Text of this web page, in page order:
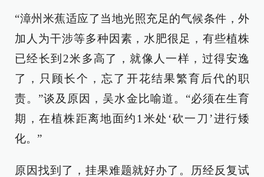
“漳州米蕉适应了当地光照充足的气候条件，外
加人为干涉等多种因素，水肥很足，有些植株
已经长到2米多高了，就像人一样，过得安逸
了，只顾长个，忘了开花结果繁育后代的职
责。”谈及原因，吴水金比喻道。“必须在生育
期，在植株距离地面约1米处‘砍一刀’进行矮
化。”
原因找到了，挂果难题就好办了。历经反复试